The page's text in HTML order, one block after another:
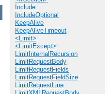
Include
IncludeOptional
KeepAlive
KeepAliveTimeout
<Limit>
<LimitExcept>
LimitInternalRecursion
LimitRequestBody
LimitRequestFields
LimitRequestFieldSize
LimitRequestLine